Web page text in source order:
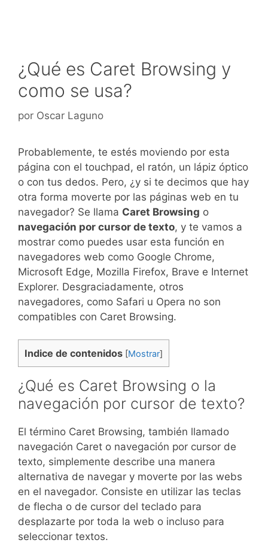
¿Qué es Caret Browsing y
como se usa?
por Oscar Laguno
Probablemente, te estés moviendo por esta
página con el touchpad, el ratón, un lápiz óptico
o con tus dedos. Pero, ¿y si te decimos que hay
otra forma moverte por las páginas web en tu
navegador? Se llama Caret Browsing o
navegación por cursor de texto, y te vamos a
mostrar como puedes usar esta función en
navegadores web como Google Chrome,
Microsoft Edge, Mozilla Firefox, Brave e Internet
Explorer. Desgraciadamente, otros
navegadores, como Safari u Opera no son
compatibles con Caret Browsing.
Indice de contenidos [Mostrar]
¿Qué es Caret Browsing o la
navegación por cursor de texto?
El término Caret Browsing, también llamado
navegación Caret o navegación por cursor de
texto, simplemente describe una manera
alternativa de navegar y moverte por las webs
en el navegador. Consiste en utilizar las teclas
de flecha o de cursor del teclado para
desplazarte por toda la web o incluso para
seleccionar textos.